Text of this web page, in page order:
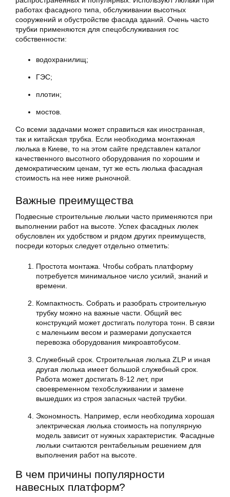
работах фасадного типа, обслуживании высотных
сооружений и обустройстве фасада зданий. Очень часто
трубки применяются для спецобслуживания гос
собственности:
водохранилищ;
ГЭС;
плотин;
мостов.
Со всеми задачами может справиться как иностранная,
так и китайская трубка. Если необходима монтажная
люлька в Киеве, то на этом сайте представлен каталог
качественного высотного оборудования по хорошим и
демократическим ценам, тут же есть люлька фасадная
стоимость на нее ниже рыночной.
Важные преимущества
Подвесные строительные люльки часто применяются при
выполнении работ на высоте. Успех фасадных люлек
обусловлен их удобством и рядом других преимуществ,
посреди которых следует отдельно отметить:
Простота монтажа. Чтобы собрать платформу
потребуется минимальное число усилий, знаний и
времени.
Компактность. Собрать и разобрать строительную
трубку можно на важные части. Общий вес
конструкций может достигать полутора тонн. В связи
с маленьким весом и размерами допускается
перевозка оборудования микроавтобусом.
Служебный срок. Строительная люлька ZLP и иная
другая люлька имеет большой служебный срок.
Работа может достигать 8-12 лет, при
своевременном техобслуживании и замене
вышедших из строя запасных частей трубки.
Экономность. Например, если необходима хорошая
электрическая люлька стоимость на популярную
модель зависит от нужных характеристик. Фасадные
люльки считаются рентабельным решением для
выполнения работ на высоте.
В чем причины популярности
навесных платформ?